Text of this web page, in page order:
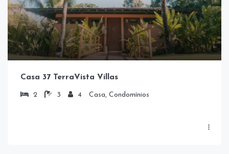
Casa 37 TerraVista Villas
2 3 4 Casa, Condomínios